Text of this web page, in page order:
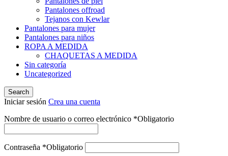
Pantalones offroad
Tejanos con Kewlar
Pantalones para mujer
Pantalones para niños
ROPA A MEDIDA
CHAQUETAS A MEDIDA
Sin categoría
Uncategorized
Search
Iniciar sesión Crea una cuenta
Nombre de usuario o correo electrónico *Obligatorio
Contraseña *Obligatorio